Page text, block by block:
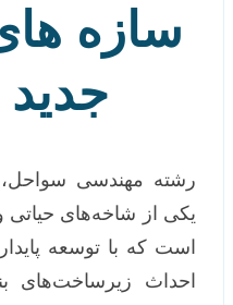
سازه
جدید
رشته مهندسی سواحل،
یکی از شاخه‌های
است که با توسعه
احداث زیرساخت‌های